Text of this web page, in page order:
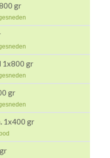
gr
1x800 gr
gr
1x400 gr